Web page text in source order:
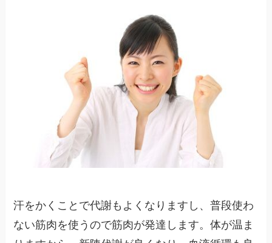
汗をかくことで代謝もよくなりますし、普段使わ
ない筋肉を使うので筋肉が発達します。体が温ま